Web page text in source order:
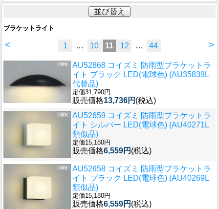
並び替え
ブラケットライト
< >
1 … 10 11 12 … 44
AU52868 コイズミ 防雨型ブラケットラ
イト ブラック LED(電球色) (AU35839L
代替品)
定価31,790円
販売価格13,736円 (税込)
AU52659 コイズミ 防雨型ブラケットラ
イト シルバー LED(電球色) (AU40271L
類似品)
定価15,180円
販売価格6,559円 (税込)
AU52658 コイズミ 防雨型ブラケットラ
イト ブラック LED(電球色) (AU40269L
類似品)
定価15,180円
販売価格6,559円 (税込)